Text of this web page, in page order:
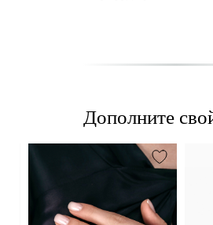
Дополните